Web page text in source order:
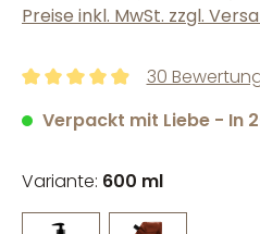
Preise inkl. MwSt. zzgl.
30
Verpackt mit Liebe - In
Variante: 600 ml